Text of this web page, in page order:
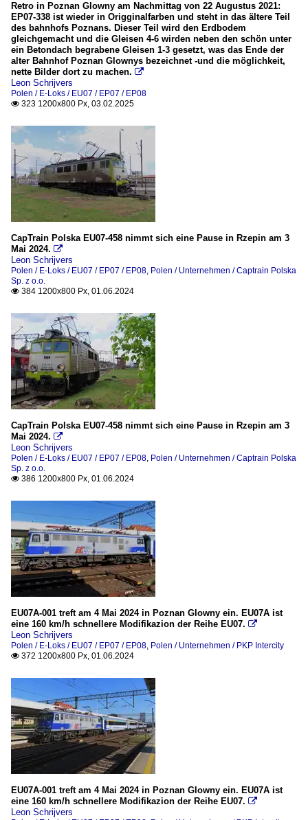
Retro in Poznan Glowny am Nachmittag von 22 Augustus 2021:
EP07-338 ist wieder in Origginalfarben und steht in das ältere Teil
des bahnhofs Poznans. Dieser Teil wird den Erdbodem
gleichgemacht und die Gleisen 4-6 wirden neben den schön unter
ein Betondach begrabene Gleisen 1-3 gesetzt, was das Ende der
alter Bahnhof Poznan Glownys bezeichnet -und die möglichkeit,
nette Bilder dort zu machen. 
Leon Schrijvers
Polen / E-Loks / EU07 / EP07 / EP08
 323 1200x800 Px, 03.02.2025
CapTrain Polska EU07-458 nimmt sich eine Pause in Rzepin am 3
Mai 2024. 
Leon Schrijvers
Polen / E-Loks / EU07 / EP07 / EP08, Polen / Unternehmen / Captrain Polska
Sp. z o.o.
 384 1200x800 Px, 01.06.2024
CapTrain Polska EU07-458 nimmt sich eine Pause in Rzepin am 3
Mai 2024. 
Leon Schrijvers
Polen / E-Loks / EU07 / EP07 / EP08, Polen / Unternehmen / Captrain Polska
Sp. z o.o.
 386 1200x800 Px, 01.06.2024
EU07A-001 treft am 4 Mai 2024 in Poznan Glowny ein. EU07A ist
eine 160 km/h schnellere Modifikazion der Reihe EU07. 
Leon Schrijvers
Polen / E-Loks / EU07 / EP07 / EP08, Polen / Unternehmen / PKP Intercity
 372 1200x800 Px, 01.06.2024
EU07A-001 treft am 4 Mai 2024 in Poznan Glowny ein. EU07A ist
eine 160 km/h schnellere Modifikazion der Reihe EU07. 
Leon Schrijvers